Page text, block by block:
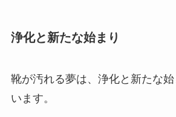
浄化と新たな始まり
靴が汚れる夢は、浄化と新たな
います。